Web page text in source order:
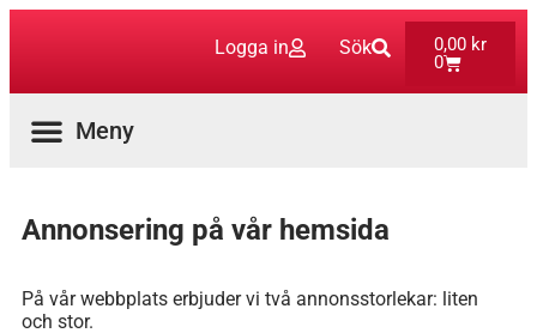
Logga in Sök 0,00 kr
0
Annonsering på vår hemsida
På vår webbplats erbjuder vi två annonsstorlekar: liten
och stor.